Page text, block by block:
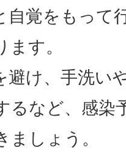
自覚をもって
す。
避け、手洗い
るなど、感染
しょう。